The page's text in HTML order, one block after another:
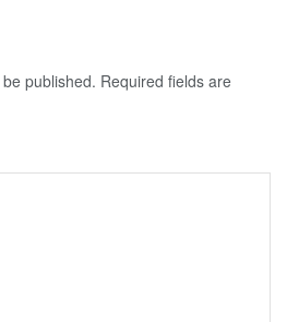
published. Required fields are